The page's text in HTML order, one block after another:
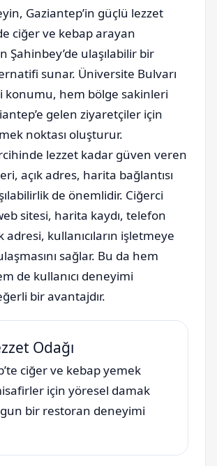
Gaziantep’in güçlü lezzet
ciğer ve kebap arayan
Şahinbey’de ulaşılabilir bir
sunar. Üniversite Bulvarı
konumu, hem bölge sakinleri
gelen ziyaretçiler için
noktası oluşturur.
lezzet kadar güven veren
açık adres, harita bağlantısı
de önemlidir. Ciğerci
sitesi, harita kaydı, telefon
adresi, kullanıcıların işletmeye
sağlar. Bu da hem
de kullanıcı deneyimi
bir avantajdır.
Odağı
ciğer ve kebap yemek
için yöresel damak
bir restoran deneyimi